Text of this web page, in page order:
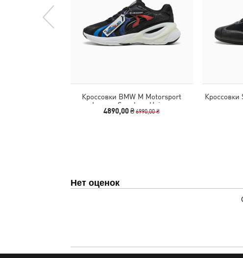
Кроссовки BMW M Motorsport
Inverse Sneakers Unisex
4890,00 ₴6990,00 ₴
Кроссовки
Нет оценок